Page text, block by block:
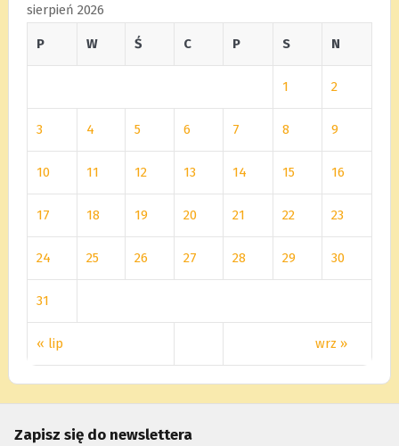
sierpień 2026
P W Ś C P S N
« lip wrz »
1 2
3 4 5 6 7 8 9
10 11 12 13 14 15 16
17 18 19 20 21 22 23
24 25 26 27 28 29 30
31
Zapisz się do newslettera